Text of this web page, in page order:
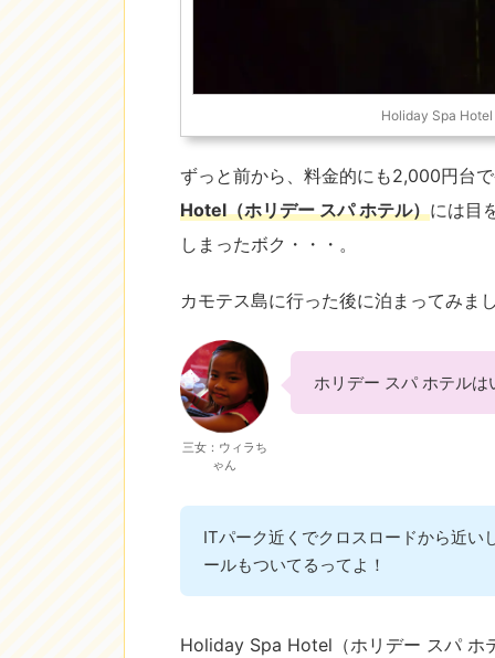
Holiday Spa Hotel
ずっと前から、料金的にも2,000円台
Hotel（ホリデー スパ ホテル）には目
しまったボク・・・。
カモテス島に行った後に泊まってみま
三女：ウィラち
ゃん
ホリデー スパ ホテル
ITパーク近くでクロスロードから近
ールもついてるってよ！
Holiday Spa Hotel（ホリデー スパ ホ